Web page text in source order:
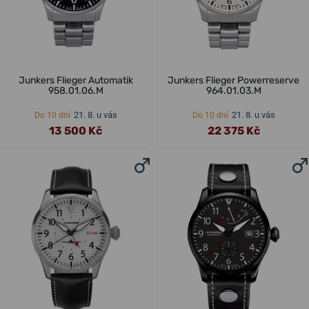
Junkers Flieger Automatik
958.01.06.M
Do 10 dní 21. 8. u vás
13 500 Kč
Junkers Flieger Powerreserve
964.01.03.M
Do 10 dní 21. 8. u vás
22 375 Kč